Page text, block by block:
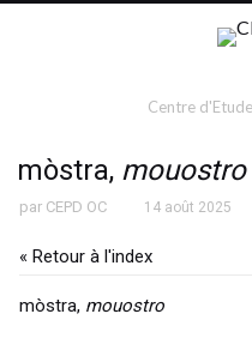
Centre
mòstra, mouostro
par CEPD OC 14 août 2025
« Retour à l'index
mòstra, mouostro